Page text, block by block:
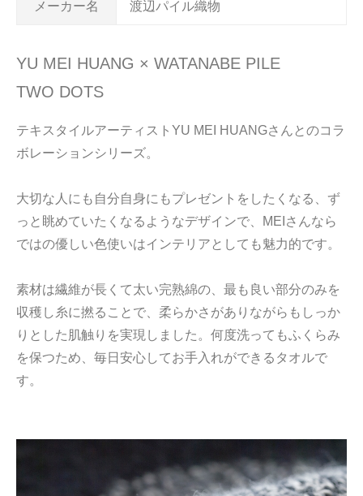
メーカー名 渡辺パイル織物
YU MEI HUANG × WATANABE PILE
TWO DOTS
テキスタイルアーティストYU MEI HUANGさんとのコラ
ボレーションシリーズ。
大切な人にも自分自身にもプレゼントをしたくなる、ず
っと眺めていたくなるようなデザインで、MEIさんなら
ではの優しい色使いはインテリアとしても魅力的です。
素材は繊維が長くて太い完熟綿の、最も良い部分のみを
収穫し糸に撚ることで、柔らかさがありながらもしっか
りとした肌触りを実現しました。何度洗ってもふくらみ
を保つため、毎日安心してお手入れができるタオルで
す。